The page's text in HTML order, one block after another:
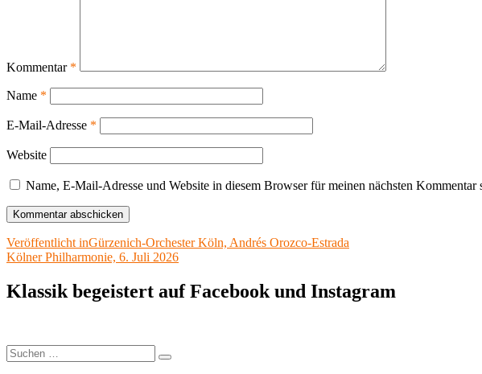
Kommentar *
Name *
E-Mail-Adresse *
Website
Name, E-Mail-Adresse und Website in diesem Browser für meinen nächsten Kommentar
Beitragsnavigation
Veröffentlicht inGürzenich-Orchester Köln, Andrés Orozco-Estrada
Kölner Philharmonie, 6. Juli 2026
Klassik begeistert auf Facebook und Instagram
Suchen
nach:
Suchen